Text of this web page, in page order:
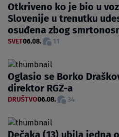
Otkriveno ko je bio u
Slovenije u trenutku
osuđena zbog
SVET06.08. 11
Oglasio se Borko
direktor RGZ-a
DRUŠTVO06.08. 34
Dečaka (13) ubila jedna